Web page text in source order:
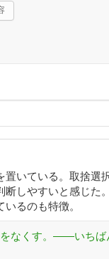
いている。取捨選
しやすいと感じた
るのも特徴。
なくす。――いちば